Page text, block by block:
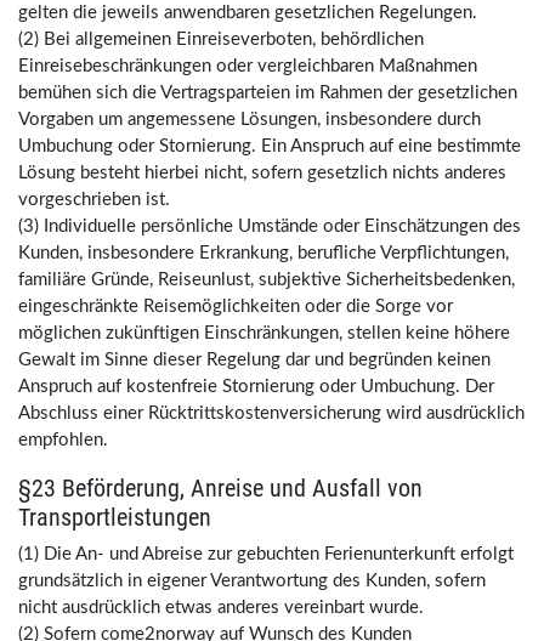
gelten die jeweils anwendbaren gesetzlichen Regelungen.
(2) Bei allgemeinen Einreiseverboten, behördlichen
Einreisebeschränkungen oder vergleichbaren Maßnahmen
bemühen sich die Vertragsparteien im Rahmen der gesetzlichen
Vorgaben um angemessene Lösungen, insbesondere durch
Umbuchung oder Stornierung. Ein Anspruch auf eine bestimmte
Lösung besteht hierbei nicht, sofern gesetzlich nichts anderes
vorgeschrieben ist.
(3) Individuelle persönliche Umstände oder Einschätzungen des
Kunden, insbesondere Erkrankung, berufliche Verpflichtungen,
familiäre Gründe, Reiseunlust, subjektive Sicherheitsbedenken,
eingeschränkte Reisemöglichkeiten oder die Sorge vor
möglichen zukünftigen Einschränkungen, stellen keine höhere
Gewalt im Sinne dieser Regelung dar und begründen keinen
Anspruch auf kostenfreie Stornierung oder Umbuchung. Der
Abschluss einer Rücktrittskostenversicherung wird ausdrücklich
empfohlen.
§23 Beförderung, Anreise und Ausfall von
Transportleistungen
(1) Die An- und Abreise zur gebuchten Ferienunterkunft erfolgt
grundsätzlich in eigener Verantwortung des Kunden, sofern
nicht ausdrücklich etwas anderes vereinbart wurde.
(2) Sofern come2norway auf Wunsch des Kunden